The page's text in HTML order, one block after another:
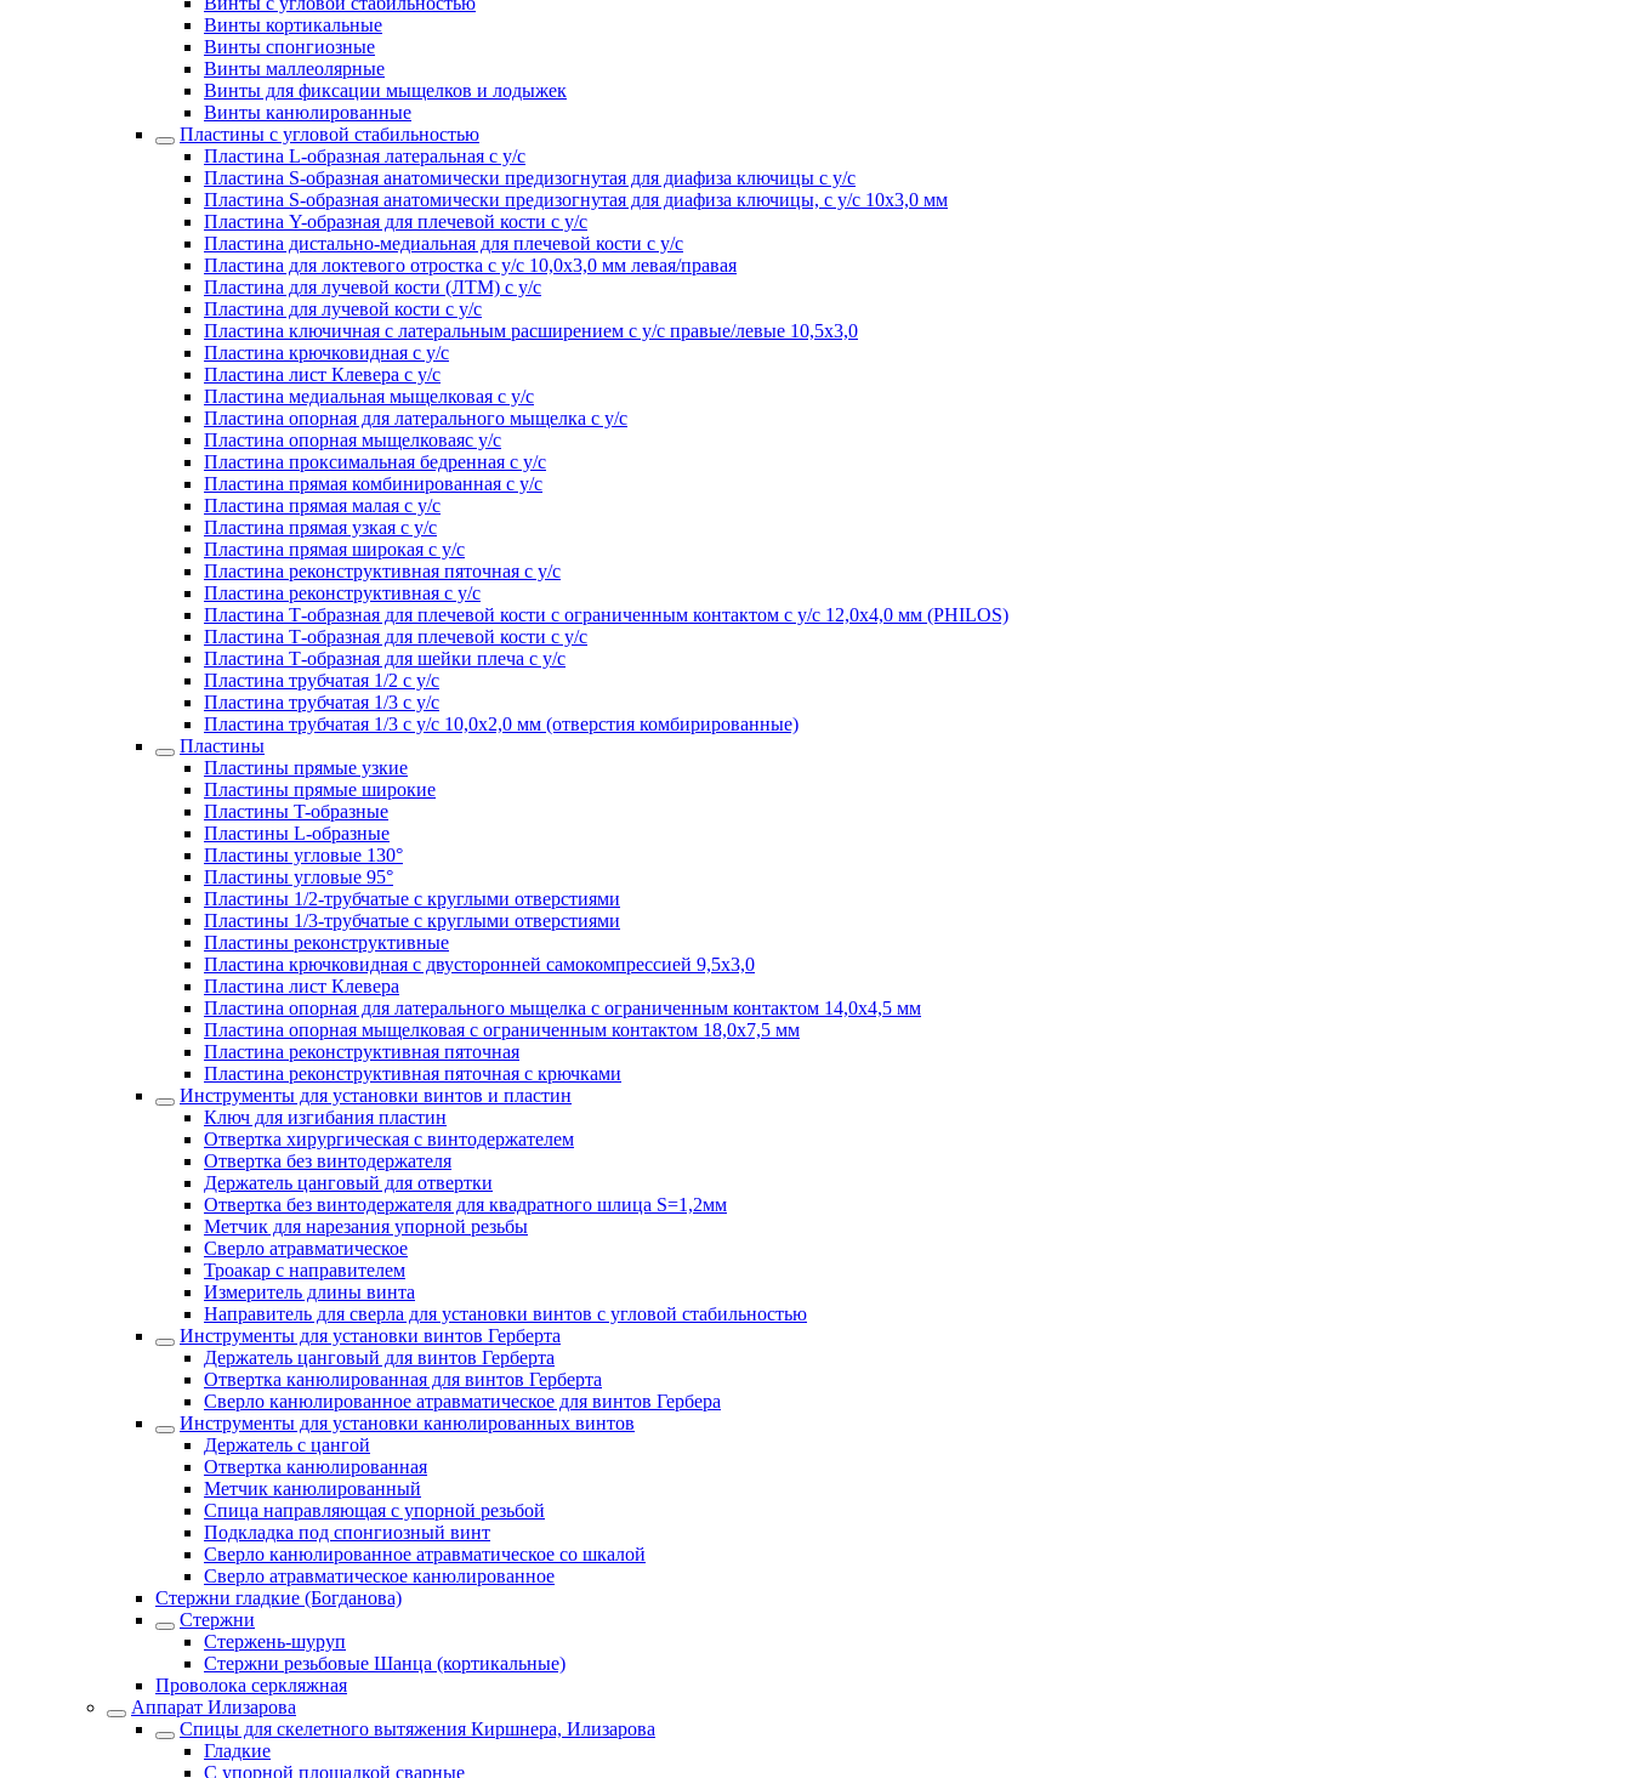
Винты кортикальные
Винты спонгиозные
Винты маллеолярные
Винты для фиксации мыщелков и лодыжек
Винты канюлированные
Пластины с угловой стабильностью
Пластина L-образная латеральная с у/с
Пластина S-образная анатомически предизогнутая для диафиза ключицы с у/с
Пластина S-образная анатомически предизогнутая для диафиза ключицы, с у/с 10х3,0 мм
Пластина Y-образная для плечевой кости с у/с
Пластина дистально-медиальная для плечевой кости с у/с
Пластина для локтевого отростка с у/с 10,0х3,0 мм левая/правая
Пластина для лучевой кости (ЛТМ) с у/с
Пластина для лучевой кости с у/с
Пластина ключичная с латеральным расширением с у/с правые/левые 10,5х3,0
Пластина крючковидная с у/с
Пластина лист Клевера с у/с
Пластина медиальная мыщелковая с у/с
Пластина опорная для латерального мыщелка с у/с
Пластина опорная мыщелковаяс у/с
Пластина проксимальная бедренная с у/с
Пластина прямая комбинированная с у/с
Пластина прямая малая с у/с
Пластина прямая узкая с у/с
Пластина прямая широкая с у/с
Пластина реконструктивная пяточная с у/с
Пластина реконструктивная с у/с
Пластина Т-образная для плечевой кости с ограниченным контактом с у/с 12,0х4,0 мм (PHILOS)
Пластина Т-образная для плечевой кости с у/с
Пластина Т-образная для шейки плеча с у/с
Пластина трубчатая 1/2 с у/с
Пластина трубчатая 1/3 с у/с
Пластина трубчатая 1/3 с у/с 10,0х2,0 мм (отверстия комбирированные)
Пластины
Пластины прямые узкие
Пластины прямые широкие
Пластины T-образные
Пластины L-образные
Пластины угловые 130°
Пластины угловые 95°
Пластины 1/2-трубчатые с круглыми отверстиями
Пластины 1/3-трубчатые с круглыми отверстиями
Пластины реконструктивные
Пластина крючковидная с двусторонней самокомпрессией 9,5x3,0
Пластина лист Клевера
Пластина опорная для латерального мыщелка с ограниченным контактом 14,0x4,5 мм
Пластина опорная мыщелковая с ограниченным контактом 18,0x7,5 мм
Пластина реконструктивная пяточная
Пластина реконструктивная пяточная с крючками
Инструменты для установки винтов и пластин
Ключ для изгибания пластин
Отвертка хирургическая с винтодержателем
Отвертка без винтодержателя
Держатель цанговый для отвертки
Отвертка без винтодержателя для квадратного шлица S=1,2мм
Метчик для нарезания упорной резьбы
Сверло атравматическое
Троакар с направителем
Измеритель длины винта
Направитель для сверла для установки винтов с угловой стабильностью
Инструменты для установки винтов Герберта
Держатель цанговый для винтов Герберта
Отвертка канюлированная для винтов Герберта
Сверло канюлированное атравматическое для винтов Гербера
Инструменты для установки канюлированных винтов
Держатель с цангой
Отвертка канюлированная
Метчик канюлированный
Спица направляющая с упорной резьбой
Подкладка под спонгиозный винт
Сверло канюлированное атравматическое со шкалой
Сверло атравматическое канюлированное
Стержни гладкие (Богданова)
Стержни
Стержень-шуруп
Стержни резьбовые Шанца (кортикальные)
Проволока серкляжная
Аппарат Илизарова
Спицы для cкелетного вытяжения Киршнера, Илизарова
Гладкие
С упорной площадкой сварные